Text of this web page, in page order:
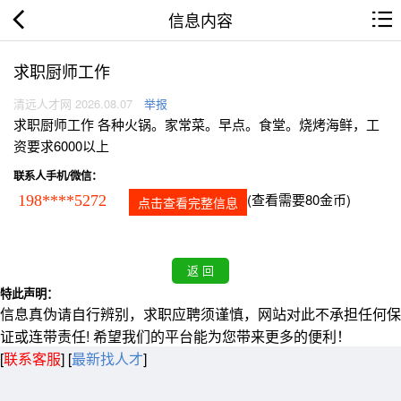
信息内容
求职厨师工作
清远人才网 2026.08.07 举报
求职厨师工作 各种火锅。家常菜。早点。食堂。烧烤海鲜，工
资要求6000以上
联系人手机/微信：
198****5272 点击查看完整信息 (查看需要80金币)
特此声明：
信息真伪请自行辨别，求职应聘须谨慎，网站对此不承担任何保
证或连带责任! 希望我们的平台能为您带来更多的便利！
[联系客服] [最新找人才]